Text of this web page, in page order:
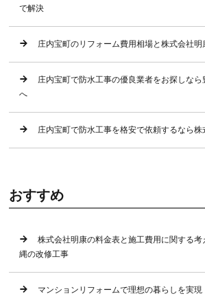
で解決
庄内宝町のリフォーム費用相場と株式会社
庄内宝町で防水工事の優良業者をお探しな
へ
庄内宝町で防水工事を格安で依頼するなら
おすすめ
株式会社明康の料金表と施工費用に関する
縄の改修工事
マンションリフォームで理想の暮らしを実